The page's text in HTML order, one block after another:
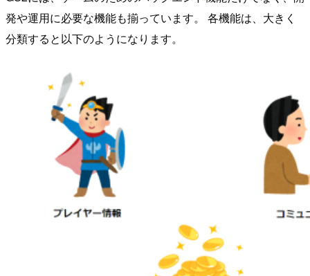
発や運用に必要な機能も揃っています。 各機能は、大きく
分類すると以下のようになります。